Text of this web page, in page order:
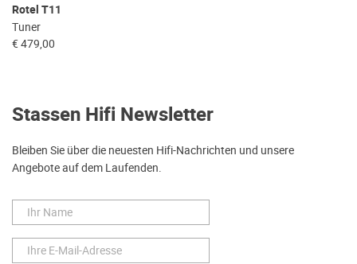
Rotel T11
Tuner
€ 479,00
Stassen Hifi Newsletter
Bleiben Sie über die neuesten Hifi-Nachrichten und unsere
Angebote auf dem Laufenden.